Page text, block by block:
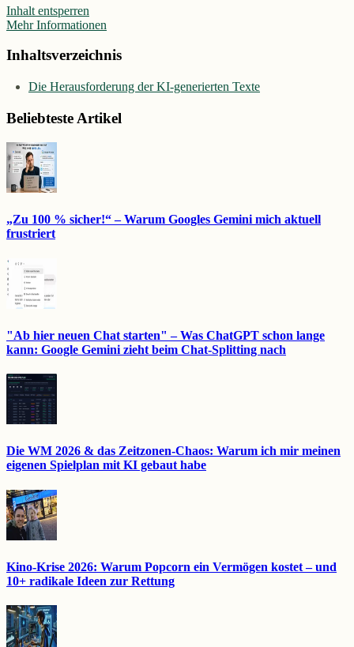
Inhalt entsperren
Mehr Informationen
Inhaltsverzeichnis
Die Herausforderung der KI-generierten Texte
Beliebteste Artikel
„Zu 100 % sicher!“ – Warum Googles Gemini mich aktuell
frustriert
"Ab hier neuen Chat starten" – Was ChatGPT schon lange
kann: Google Gemini zieht beim Chat-Splitting nach
Die WM 2026 & das Zeitzonen-Chaos: Warum ich mir meinen
eigenen Spielplan mit KI gebaut habe
Kino-Krise 2026: Warum Popcorn ein Vermögen kostet – und
10+ radikale Ideen zur Rettung